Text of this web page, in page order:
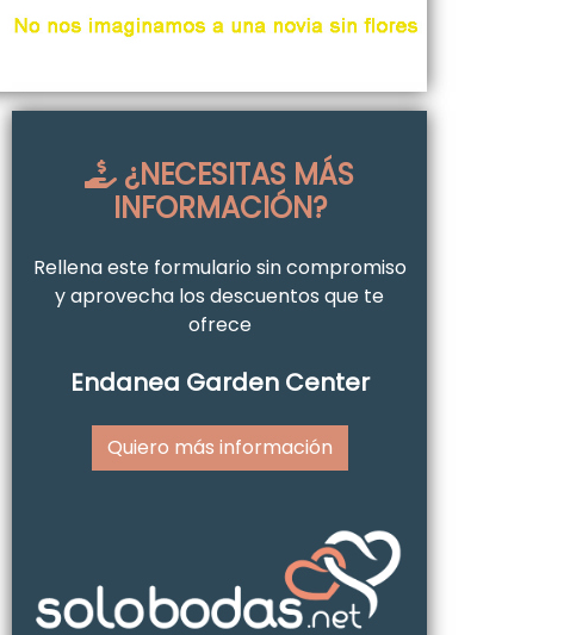
¿NECESITAS MÁS
INFORMACIÓN?
Rellena este formulario sin compromiso
y aprovecha los descuentos que te
ofrece
Endanea Garden Center
Quiero más información